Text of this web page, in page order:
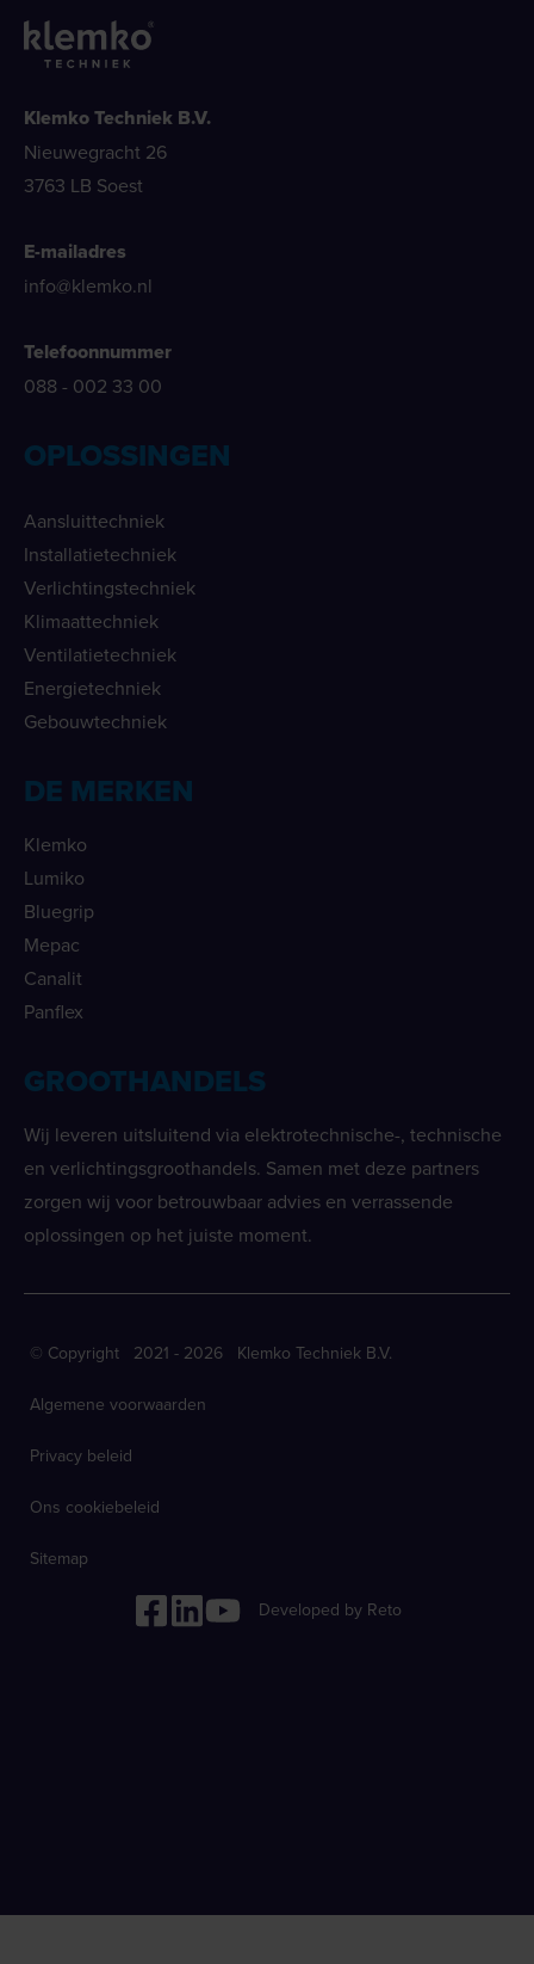
Klemko Techniek B.V.
Nieuwegracht 26
3763 LB Soest
E-mailadres
info@klemko.nl
Telefoonnummer
088 - 002 33 00
OPLOSSINGEN
Aansluittechniek
Installatietechniek
Verlichtingstechniek
Klimaattechniek
Ventilatietechniek
Energietechniek
Gebouwtechniek
DE MERKEN
Klemko
Lumiko
Bluegrip
Mepac
Canalit
Panflex
GROOTHANDELS
Wij leveren uitsluitend via elektrotechnische-, technische
en verlichtingsgroothandels. Samen met deze partners
zorgen wij voor betrouwbaar advies en verrassende
oplossingen op het juiste moment.
© Copyright 2021 - 2026 Klemko Techniek B.V.
Algemene voorwaarden
Privacy beleid
Ons cookiebeleid
Sitemap
Developed by Reto